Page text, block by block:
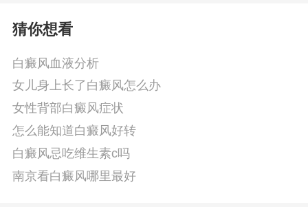
猜你想看
白癜风血液分析
女儿身上长了白癜风怎么办
女性背部白癜风症状
怎么能知道白癜风好转
白癜风忌吃维生素c吗
南京看白癜风哪里最好